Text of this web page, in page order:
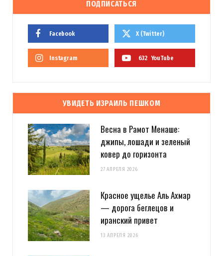
ПОДПИСАТЬСЯ
Facebook X (Twitter)
Instagram 632 YouTube
УВИДЕТЬ ИЗРАИЛЬ ПЕШКОМ
Весна в Рамот Менаше:
джипы, лошади и зеленый
ковер до горизонта
27 АПРЕЛЯ 2026
Красное ущелье Аль Ахмар
— дорога беглецов и
иранский привет
13 АПРЕЛЯ 2026